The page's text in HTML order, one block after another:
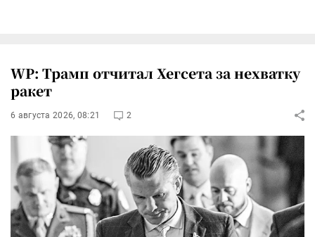
WP: Трамп отчитал Хегсета за нехватку
ракет
6 августа 2026, 08:21 2